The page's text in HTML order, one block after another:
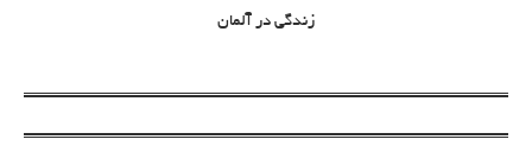
زندگی در آلمان